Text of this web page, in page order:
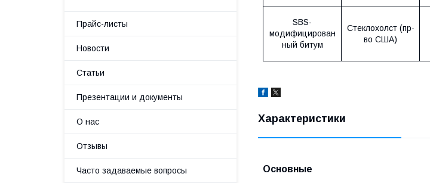
SBS-
модифицирован
ный битум
Стеклохолст (пр-
во США)
Характеристики
Основные
Прайс-листы
Новости
Статьи
Презентации и документы
О нас
Отзывы
Часто задаваемые вопросы